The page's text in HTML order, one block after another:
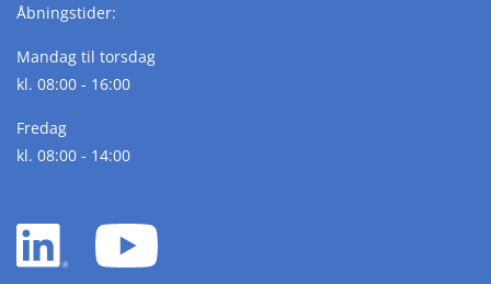
Åbningstider:
Mandag til torsdag
kl. 08:00 - 16:00
Fredag
kl. 08:00 - 14:00
LinkedIn
white
YouTube
white